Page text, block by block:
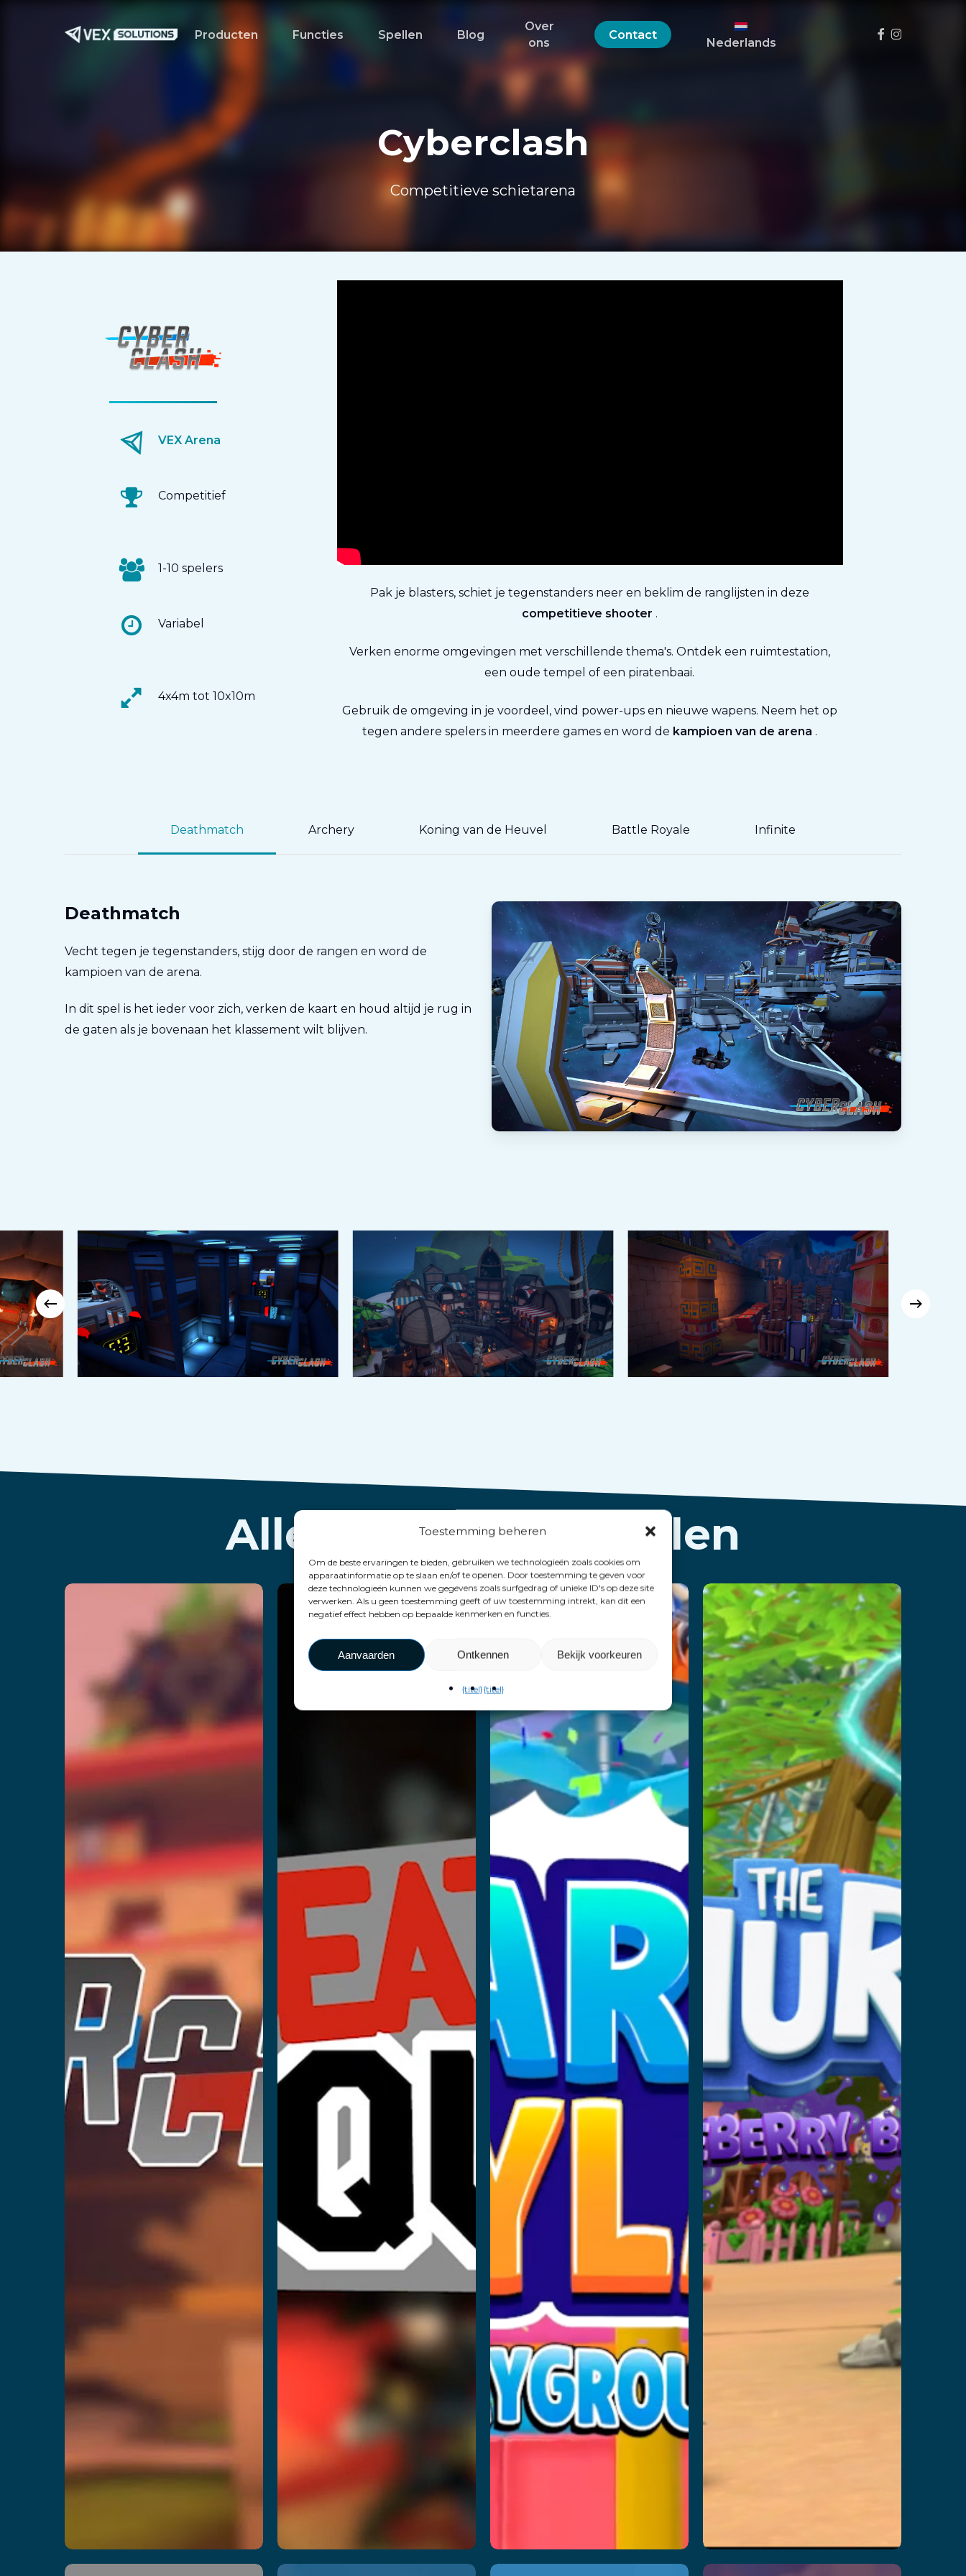
Toestemming beheren
Om de beste ervaringen te bieden, gebruiken we technologieën zoals cookies om
apparaatinformatie op te slaan en/of te openen. Door toestemming te geven voor
deze technologieën kunnen we gegevens zoals surfgedrag of unieke ID's op deze site
verwerken. Als u geen toestemming geeft of uw toestemming intrekt, kan dit een
negatief effect hebben op bepaalde kenmerken en functies.
Aanvaarden Ontkennen Bekijk voorkeuren
{titel}{titel}
Producten Functies Spellen Blog
Over
ons
Contact
Nederlands
Facebook
instagram
Cyberclash
Competitieve schietarena
VEX Arena
Competitief
1-10 spelers
Variabel
4x4m tot 10x10m
Pak je blasters, schiet je tegenstanders neer en beklim de ranglijsten in deze
competitieve shooter .
Verken enorme omgevingen met verschillende thema's. Ontdek een ruimtestation,
een oude tempel of een piratenbaai.
Gebruik de omgeving in je voordeel, vind power-ups en nieuwe wapens. Neem het op
tegen andere spelers in meerdere games en word de kampioen van de arena .
Deathmatch Archery Koning van de Heuvel Battle Royale Infinite
Deathmatch
Vecht tegen je tegenstanders, stijg door de rangen en word de
kampioen van de arena.
In dit spel is het ieder voor zich, verken de kaart en houd altijd je rug in
de gaten als je bovenaan het klassement wilt blijven.
Alle VEX Arena-spellen
Cyberclash
Lees verder
Death
Squad
Party
Playland
De
Smurfen
:
Blueberry
Battle
Lees verder